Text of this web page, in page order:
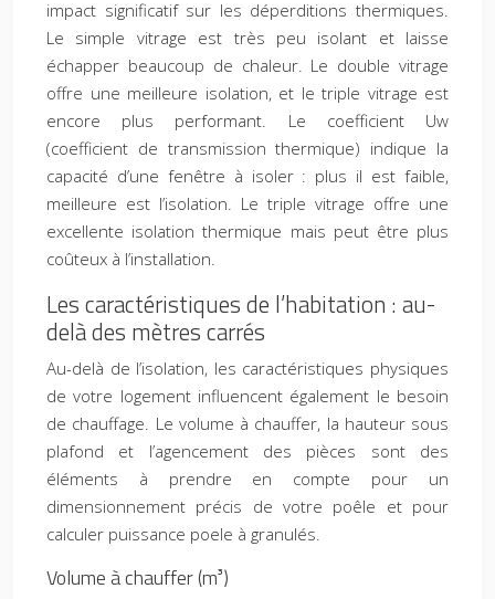
impact significatif sur les déperditions thermiques.
Le simple vitrage est très peu isolant et laisse
échapper beaucoup de chaleur. Le double vitrage
offre une meilleure isolation, et le triple vitrage est
encore plus performant. Le coefficient Uw
(coefficient de transmission thermique) indique la
capacité d’une fenêtre à isoler : plus il est faible,
meilleure est l’isolation. Le triple vitrage offre une
excellente isolation thermique mais peut être plus
coûteux à l’installation.
Les caractéristiques de l’habitation : au-
delà des mètres carrés
Au-delà de l’isolation, les caractéristiques physiques
de votre logement influencent également le besoin
de chauffage. Le volume à chauffer, la hauteur sous
plafond et l’agencement des pièces sont des
éléments à prendre en compte pour un
dimensionnement précis de votre poêle et pour
calculer puissance poele à granulés.
Volume à chauffer (m³)